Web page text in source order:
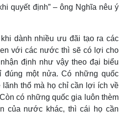
Infographic
quyết định” – ông Nghĩa nêu ý
dành nhiều ưu đãi tạo ra các
với các nước thì sẽ có lợi cho
định như vậy theo đại biểu
đúng một nửa.Có những quốc
lãnh thổ mà họ chỉ cần lợi ích về
có những quốc gia luôn thèm
của nước khác, thì cái họ cần